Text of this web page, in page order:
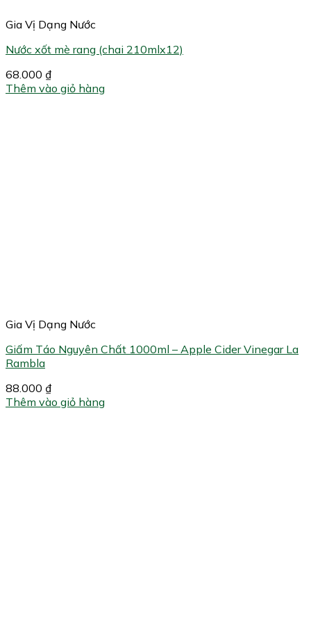
Gia Vị Dạng Nước
Nước xốt mè rang (chai 210mlx12)
68.000 ₫
Thêm vào giỏ hàng
Gia Vị Dạng Nước
Giấm Táo Nguyên Chất 1000ml – Apple Cider Vinegar La
Rambla
88.000 ₫
Thêm vào giỏ hàng